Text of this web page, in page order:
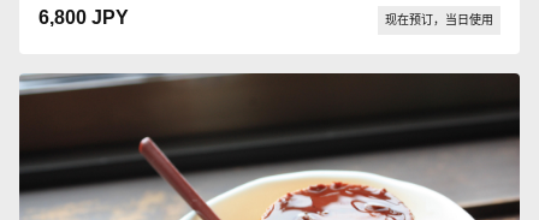
6,800 JPY 现在预订，当日使用